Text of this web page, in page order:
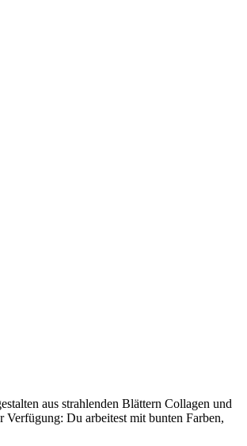
aus strahlenden Blättern Collagen und
Verfügung: Du arbeitest mit bunten Farben,